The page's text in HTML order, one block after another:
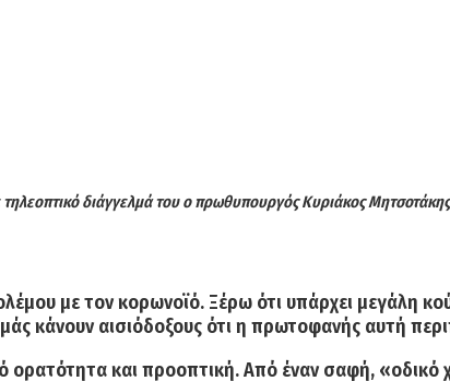
διάγγελμά του ο πρωθυπουργός Κυριάκος
με τον κορωνοϊό. Ξέρω ότι υπάρχει μεγάλη
κάνουν αισιόδοξους ότι η πρωτοφανής αυτή
ορατότητα και προοπτική. Από έναν σαφή,